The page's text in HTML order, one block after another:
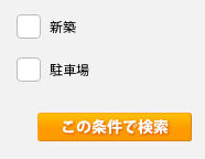
新築
駐車場